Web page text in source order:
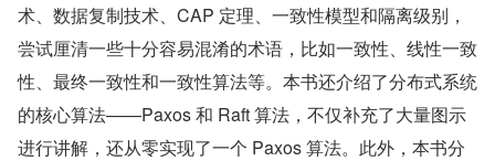
术、数据复制技术、CAP 定理、一致性模型和隔离级别，
尝试厘清一些十分容易混淆的术语，比如一致性、线性一致
性、最终一致性和一致性算法等。本书还介绍了分布式系统
的核心算法——Paxos 和 Raft 算法，不仅补充了大量图示
进行讲解，还从零实现了一个 Paxos 算法。此外，本书分